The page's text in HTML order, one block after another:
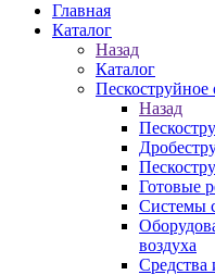
Главная
Каталог
Назад
Каталог
Пескоструйное
Назад
Готовые
Системы
воздуха
Средства